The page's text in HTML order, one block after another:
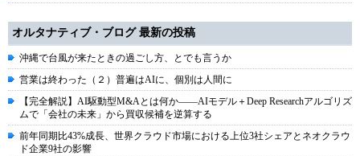
オルタナティブ・ブログ 最新の投稿
沖縄で台風が来たときの過ごし方、とでも言うか
営業は終わった（２）普遍はAIに、個別は人間に
【完全解説】AI駆動型M&Aとは何か――AIモデル＋Deep Researchアルゴリズ
ムで「会社の未来」から買収候補を逆算する
前年同期比43%成長、世界クラウド市場における上位3社シェアとネオクラウ
ド企業9社の影響